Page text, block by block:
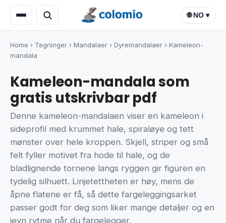
🌐 NO ▾
Home › Tegninger › Mandalaer › Dyremandalaer › Kameleon-
mandala
Kameleon-mandala som
gratis utskrivbar pdf
Denne kameleon-mandalaen viser en kameleon i
sideprofil med krummet hale, spiraløye og tett
mønster over hele kroppen. Skjell, striper og små
felt fyller motivet fra hode til hale, og de
bladlignende tornene langs ryggen gir figuren en
tydelig silhuett. Linjetettheten er høy, mens de
åpne flatene er få, så dette fargeleggingsarket
passer godt for deg som liker mange detaljer og en
jevn rytme når du fargelegger.